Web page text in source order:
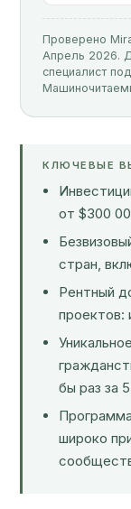
Проверено
Апрель 2026.
специалист
КЛЮЧЕВЫЕ
от $300
стран,
Рентный
проектов:
бы раз за
широко